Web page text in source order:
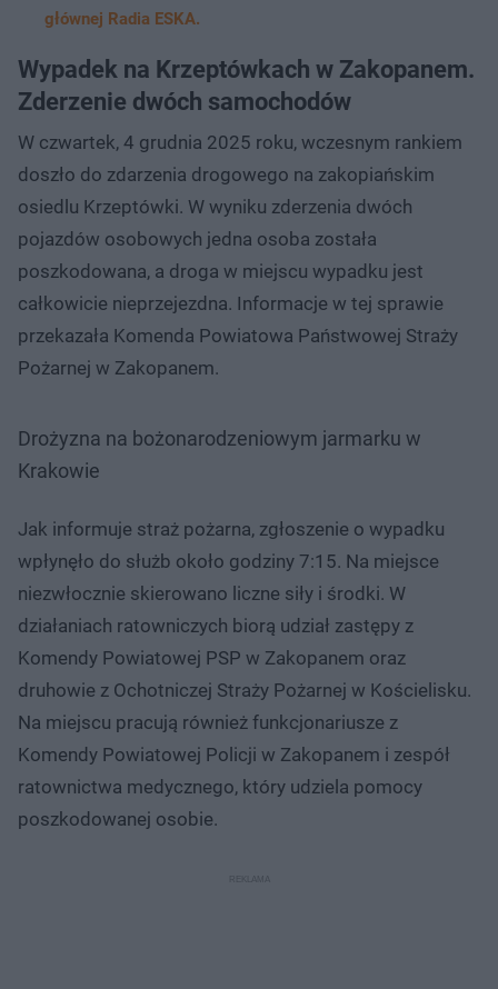
głównej Radia ESKA.
Wypadek na Krzeptówkach w Zakopanem.
Zderzenie dwóch samochodów
W czwartek, 4 grudnia 2025 roku, wczesnym rankiem
doszło do zdarzenia drogowego na zakopiańskim
osiedlu Krzeptówki. W wyniku zderzenia dwóch
pojazdów osobowych jedna osoba została
poszkodowana, a droga w miejscu wypadku jest
całkowicie nieprzejezdna. Informacje w tej sprawie
przekazała Komenda Powiatowa Państwowej Straży
Pożarnej w Zakopanem.
Drożyzna na bożonarodzeniowym jarmarku w
Krakowie
Jak informuje straż pożarna, zgłoszenie o wypadku
wpłynęło do służb około godziny 7:15. Na miejsce
niezwłocznie skierowano liczne siły i środki. W
działaniach ratowniczych biorą udział zastępy z
Komendy Powiatowej PSP w Zakopanem oraz
druhowie z Ochotniczej Straży Pożarnej w Kościelisku.
Na miejscu pracują również funkcjonariusze z
Komendy Powiatowej Policji w Zakopanem i zespół
ratownictwa medycznego, który udziela pomocy
poszkodowanej osobie.